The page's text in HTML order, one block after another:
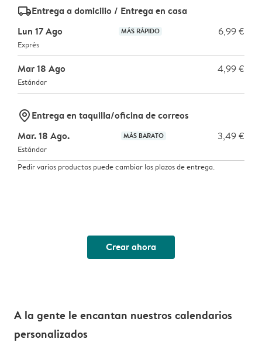
delivery_standard_v2Entrega a domicilio / Entrega en casa
Lun 17 Ago
MÁS RÁPIDO 6,99 €
Exprés
Mar 18 Ago 4,99 €
Estándar
marker-pinEntrega en taquilla/oficina de correos
Mar. 18 Ago.
MÁS BARATO 3,49 €
Estándar
Pedir varios productos puede cambiar los plazos de entrega.
Crear ahora
A la gente le encantan nuestros calendarios
personalizados